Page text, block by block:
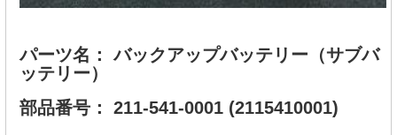
パーツ名： バックアップバッテリー（サブバ
ッテリー）
部品番号： 211-541-0001 (2115410001)